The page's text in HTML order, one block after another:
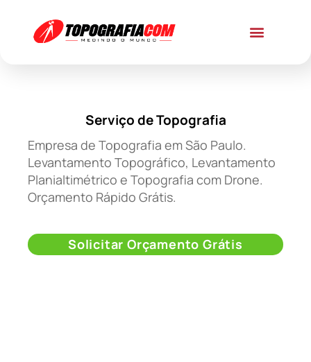
Serviço de Topografia
Empresa de Topografia em São Paulo.
Levantamento Topográfico, Levantamento
Planialtimétrico e Topografia com Drone.
Orçamento Rápido Grátis.
Solicitar Orçamento Grátis